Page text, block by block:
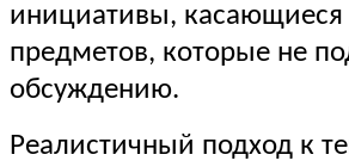
инициативы, касающиеся
предметов, которые не
обсуждению.
Реалистичный подход к